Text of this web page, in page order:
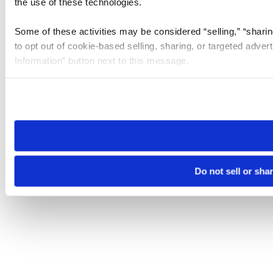
Some of these activities may be considered “selling,”
to opt out of cookie-based selling, sharing, or targeted
Information” button next to this message.
need to be set again.
Do not sell or